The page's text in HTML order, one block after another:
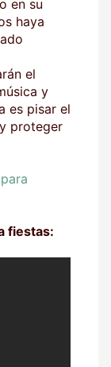
en su
haya
el
y
es pisar el
proteger
fiestas: